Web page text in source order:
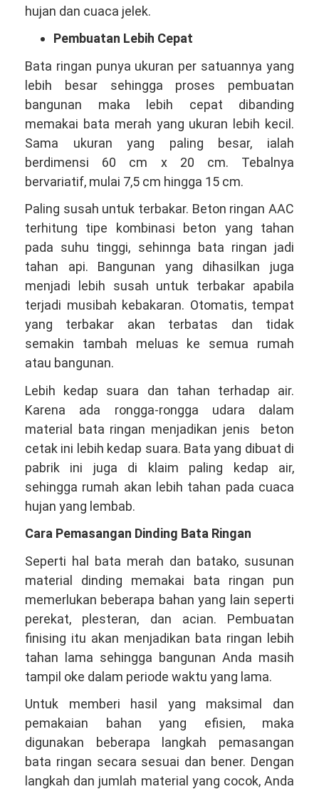
hujan dan cuaca jelek.
Pembuatan Lebih Cepat
Bata ringan punya ukuran per satuannya yang
lebih besar sehingga proses pembuatan
bangunan maka lebih cepat dibanding
memakai bata merah yang ukuran lebih kecil.
Sama ukuran yang paling besar, ialah
berdimensi 60 cm x 20 cm. Tebalnya
bervariatif, mulai 7,5 cm hingga 15 cm.
Paling susah untuk terbakar. Beton ringan AAC
terhitung tipe kombinasi beton yang tahan
pada suhu tinggi, sehinnga bata ringan jadi
tahan api. Bangunan yang dihasilkan juga
menjadi lebih susah untuk terbakar apabila
terjadi musibah kebakaran. Otomatis, tempat
yang terbakar akan terbatas dan tidak
semakin tambah meluas ke semua rumah
atau bangunan.
Lebih kedap suara dan tahan terhadap air.
Karena ada rongga-rongga udara dalam
material bata ringan menjadikan jenis beton
cetak ini lebih kedap suara. Bata yang dibuat di
pabrik ini juga di klaim paling kedap air,
sehingga rumah akan lebih tahan pada cuaca
hujan yang lembab.
Cara Pemasangan Dinding Bata Ringan
Seperti hal bata merah dan batako, susunan
material dinding memakai bata ringan pun
memerlukan beberapa bahan yang lain seperti
perekat, plesteran, dan acian. Pembuatan
finising itu akan menjadikan bata ringan lebih
tahan lama sehingga bangunan Anda masih
tampil oke dalam periode waktu yang lama.
Untuk memberi hasil yang maksimal dan
pemakaian bahan yang efisien, maka
digunakan beberapa langkah pemasangan
bata ringan secara sesuai dan bener. Dengan
langkah dan jumlah material yang cocok, Anda